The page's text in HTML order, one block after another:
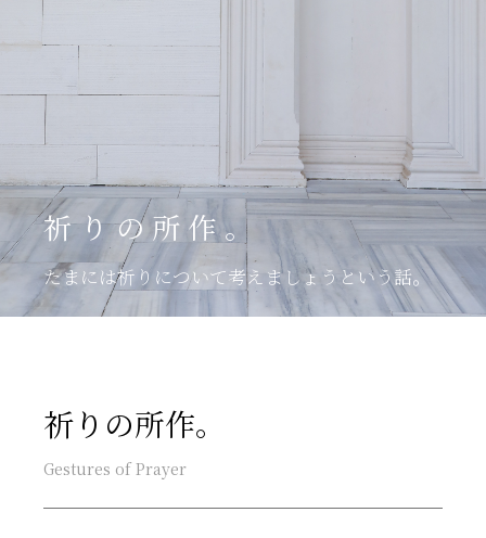
祈りの所作。
たまには祈りについて考えましょうという話。
祈りの所作。
Gestures of Prayer